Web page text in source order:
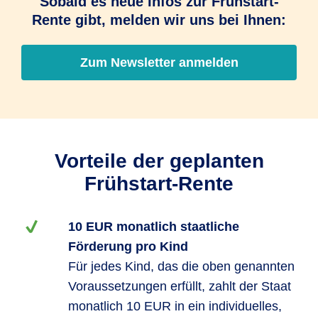
Rente gibt, melden wir uns bei Ihnen:
Zum Newsletter anmelden
Vorteile der geplanten
Frühstart-Rente
10 EUR monatlich staatliche
Förderung pro Kind
Für jedes Kind, das die oben genannten
Voraussetzungen erfüllt, zahlt der Staat
monatlich 10 EUR in ein individuelles,